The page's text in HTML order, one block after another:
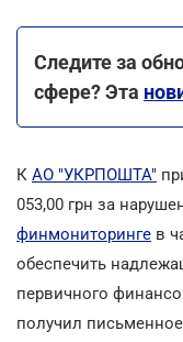
Следите за
сфере? Эта
К АО "УКРПОШТА"
053,00 грн за
финмониторинге в
обеспечить
первичного
получил